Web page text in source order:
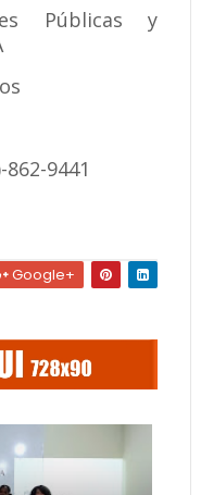
Públicas y
9441
Google+